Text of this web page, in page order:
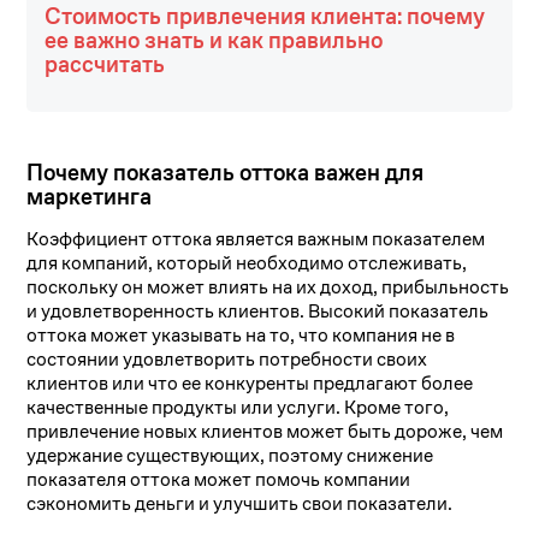
Стоимость привлечения клиента: почему
ее важно знать и как правильно
рассчитать
Почему показатель оттока важен для
маркетинга
Коэффициент оттока является важным показателем
для компаний, который необходимо отслеживать,
поскольку он может влиять на их доход, прибыльность
и удовлетворенность клиентов. Высокий показатель
оттока может указывать на то, что компания не в
состоянии удовлетворить потребности своих
клиентов или что ее конкуренты предлагают более
качественные продукты или услуги. Кроме того,
привлечение новых клиентов может быть дороже, чем
удержание существующих, поэтому снижение
показателя оттока может помочь компании
сэкономить деньги и улучшить свои показатели.